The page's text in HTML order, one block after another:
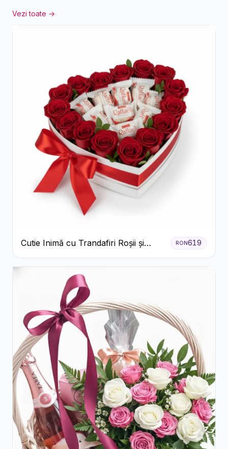
Vezi toate →
Cutie Inimă cu Trandafiri Roșii și
Bomboane Raffaello
RON619